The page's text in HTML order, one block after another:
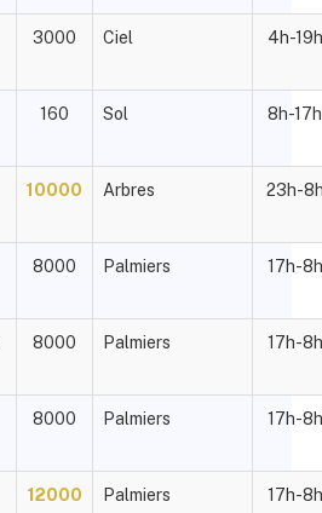
3000 Ciel 4h-19h
160 Sol 8h-17h
10000 Arbres 23h-
8000 Palmiers 17h-8h
8000 Palmiers 17h-8h
8000 Palmiers 17h-8h
12000 Palmiers 17h-8h